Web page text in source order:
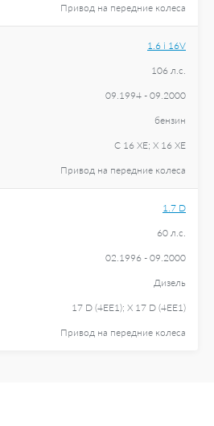
Привод на передние колеса
1.6 i 16V
106 л.с.
09.1994 - 09.2000
бензин
C 16 XE; X 16 XE
Привод на передние колеса
1.7 D
60 л.с.
02.1996 - 09.2000
Дизель
17 D (4EE1); X 17 D (4EE1)
Привод на передние колеса